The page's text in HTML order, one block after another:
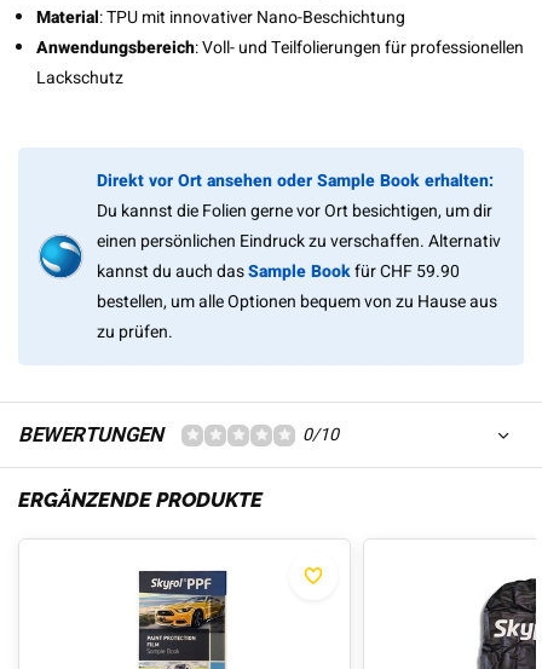
Material: TPU mit innovativer Nano-Beschichtung
Anwendungsbereich: Voll- und Teilfolierungen für professionellen
Lackschutz
Direkt vor Ort ansehen oder Sample Book erhalten:
Du kannst die Folien gerne vor Ort besichtigen, um dir
einen persönlichen Eindruck zu verschaffen. Alternativ
kannst du auch dasSample Bookfür CHF 59.90
bestellen, um alle Optionen bequem von zu Hause aus
zu prüfen.
BEWERTUNGEN 0/10
ERGÄNZENDE PRODUKTE